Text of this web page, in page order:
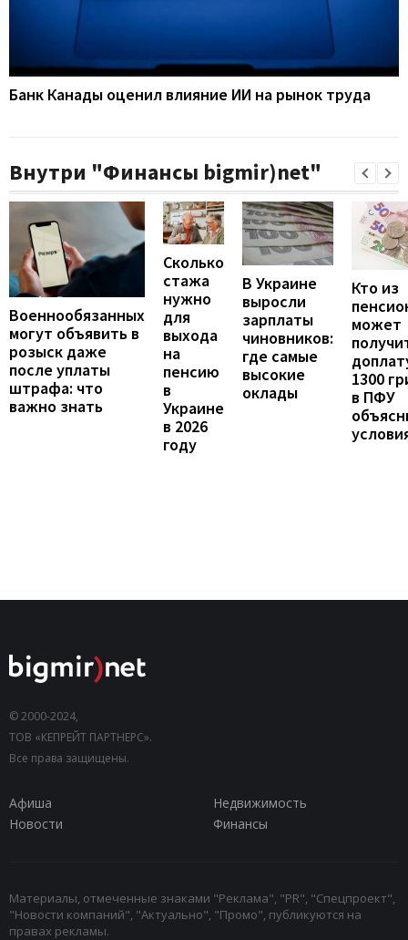
Банк Канады оценил влияние ИИ на рынок труда
Внутри "Финансы bigmir)net"
Военнообязанных
могут объявить в
розыск даже
после уплаты
штрафа: что
важно знать
Сколько
стажа
нужно
для
выхода
на
пенсию
в
Украине
в 2026
году
В Украине
выросли
зарплаты
чиновников:
где самые
высокие
оклады
Кто из
может
1300
в ПФУ
© 2000-2024,
ТОВ «КЕПРЕЙТ ПАРТНЕРС».
Все права защищены.
Афиша
Недвижимость
Новости
Финансы
Материалы, отмеченные знаками "Реклама", "PR", "Спецпроект",
"Новости компаний", "Актуально", "Промо", публикуются на
правах рекламы.